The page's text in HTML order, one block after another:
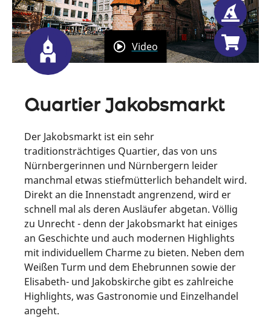
Video
Quartier Jakobsmarkt
Der Jakobsmarkt ist ein sehr
traditionsträchtiges Quartier, das von uns
Nürnbergerinnen und Nürnbergern leider
manchmal etwas stiefmütterlich behandelt wird.
Direkt an die Innenstadt angrenzend, wird er
schnell mal als deren Ausläufer abgetan. Völlig
zu Unrecht - denn der Jakobsmarkt hat einiges
an Geschichte und auch modernen Highlights
mit individuellem Charme zu bieten. Neben dem
Weißen Turm und dem Ehebrunnen sowie der
Elisabeth- und Jakobskirche gibt es zahlreiche
Highlights, was Gastronomie und Einzelhandel
angeht.